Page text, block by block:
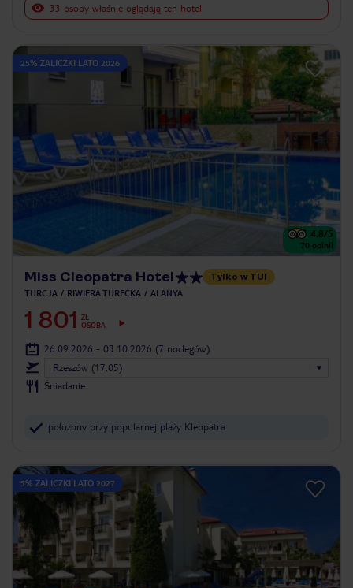
33 osoby właśnie oglądają ten hotel
25% ZALICZKI LATO 2026
4.8/5
70 opinii
Miss Cleopatra Hotel Tylko w TUI
TURCJA RIWIERA TURECKA ALANYA
1 801
ZŁ
OSOBA
26.09.2026 - 03.10.2026 (7 noclegów)
Rzeszów (17:05)
Śniadanie
położony przy popularnej plaży Kleopatra
5% ZALICZKI LATO 2027